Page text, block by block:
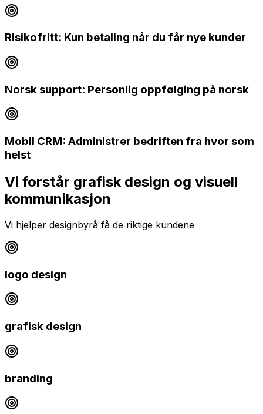
Risikofritt: Kun betaling når du får nye kunder
Norsk support: Personlig oppfølging på norsk
Mobil CRM: Administrer bedriften fra hvor som
helst
Vi forstår grafisk design og visuell
kommunikasjon
Vi hjelper designbyrå få de riktige kundene
logo design
grafisk design
branding